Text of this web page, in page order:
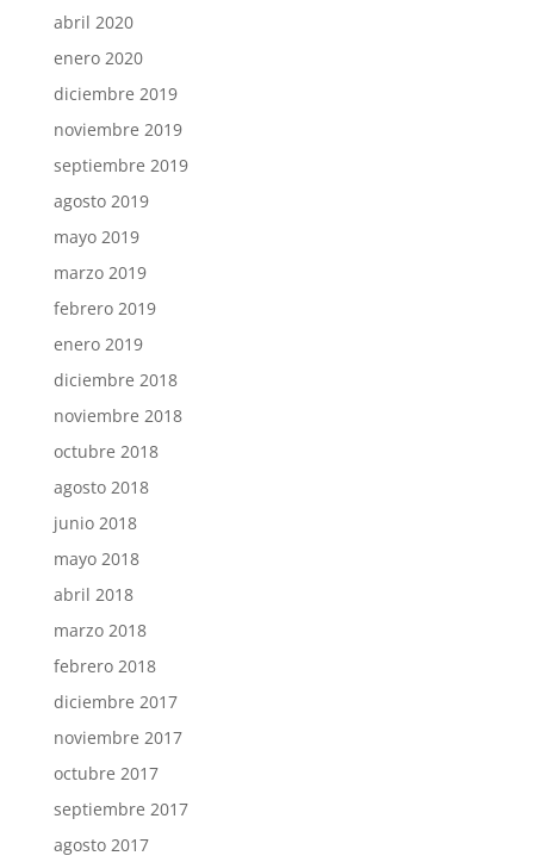
abril 2020
enero 2020
diciembre 2019
noviembre 2019
septiembre 2019
agosto 2019
mayo 2019
marzo 2019
febrero 2019
enero 2019
diciembre 2018
noviembre 2018
octubre 2018
agosto 2018
junio 2018
mayo 2018
abril 2018
marzo 2018
febrero 2018
diciembre 2017
noviembre 2017
octubre 2017
septiembre 2017
agosto 2017